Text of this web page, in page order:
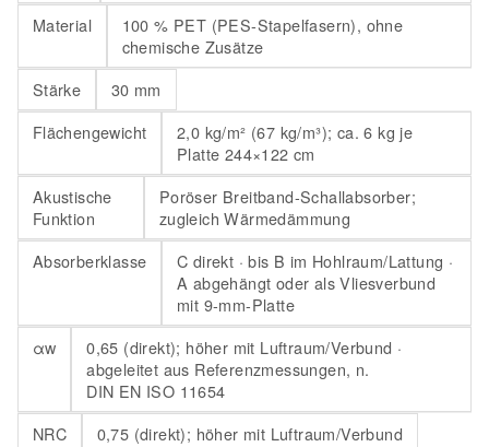
Material
100 % PET (PES-Stapelfasern), ohne
chemische Zusätze
Stärke
30 mm
Flächengewicht
2,0 kg/m² (67 kg/m³); ca. 6 kg je
Platte 244×122 cm
Akustische
Funktion
Poröser Breitband-Schallabsorber;
zugleich Wärmedämmung
Absorberklasse
C direkt · bis B im Hohlraum/Lattung ·
A abgehängt oder als Vliesverbund
mit 9-mm-Platte
αw
0,65 (direkt); höher mit Luftraum/Verbund ·
abgeleitet aus Referenzmessungen, n.
DIN EN ISO 11654
NRC
0,75 (direkt); höher mit Luftraum/Verbund